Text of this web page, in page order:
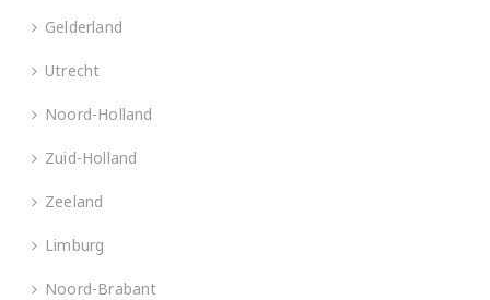
Gelderland
Utrecht
Noord-Holland
Zuid-Holland
Zeeland
Limburg
Noord-Brabant